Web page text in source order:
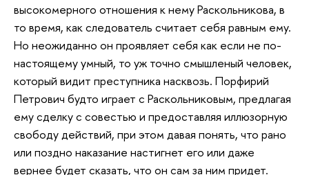
высокомерного отношения к нему Раскольникова, в
то время, как следователь считает себя равным ему.
Но неожиданно он проявляет себя как если не по-
настоящему умный, то уж точно смышленый человек,
который видит преступника насквозь. Порфирий
Петрович будто играет с Раскольниковым, предлагая
ему сделку с совестью и предоставляя иллюзорную
свободу действий, при этом давая понять, что рано
или поздно наказание настигнет его или даже
вернее будет сказать, что он сам за ним придет.